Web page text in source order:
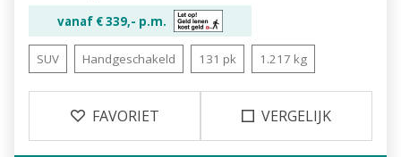
vanaf €339,- p.m.
SUV Handgeschakeld 131 pk 1.217 kg
FAVORIET VERGELIJK